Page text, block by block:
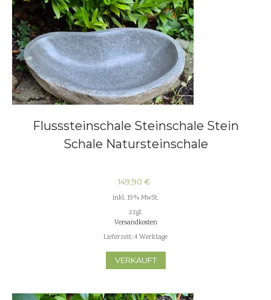
Flusssteinschale Steinschale Stein
Schale Natursteinschale
149,90 €
inkl. 19 % MwSt.
zzgl.
Versandkosten
Lieferzeit:4 Werktage
VERKAUFT